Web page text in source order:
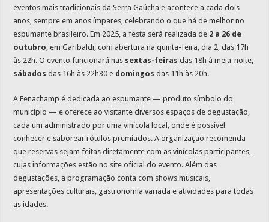
eventos mais tradicionais da Serra Gaúcha e acontece a cada dois
anos, sempre em anos ímpares, celebrando o que há de melhor no
espumante brasileiro. Em 2025, a festa será realizada de 2 a 26 de
outubro, em Garibaldi, com abertura na quinta-feira, dia 2, das 17h
às 22h. O evento funcionará nas sextas-feiras das 18h à meia-noite,
sábados das 16h às 22h30 e domingos das 11h às 20h.
A Fenachamp é dedicada ao espumante — produto símbolo do
município — e oferece ao visitante diversos espaços de degustação,
cada um administrado por uma vinícola local, onde é possível
conhecer e saborear rótulos premiados. A organização recomenda
que reservas sejam feitas diretamente com as vinícolas participantes,
cujas informações estão no site oficial do evento. Além das
degustações, a programação conta com shows musicais,
apresentações culturais, gastronomia variada e atividades para todas
as idades.